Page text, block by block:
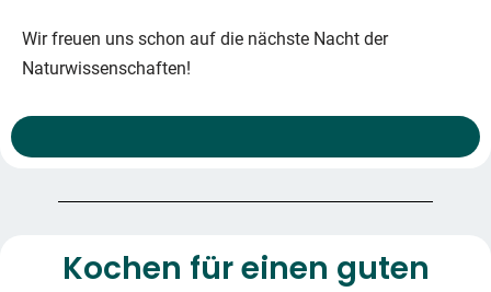
Wir freuen uns schon auf die nächste Nacht der
Naturwissenschaften!
Kochen für einen guten